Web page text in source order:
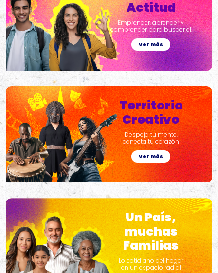
Actitud
Emprender, aprender y
comprender para buscar el
mejor futuro laboral
Ver más
Territorio
Creativo
Despeja tu mente,
conecta tu corazón
Ver más
Un País,
muchas
Familias
Lo cotidiano del hogar
en un espacio radial